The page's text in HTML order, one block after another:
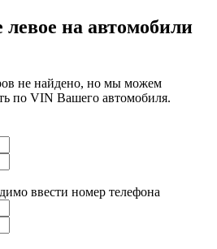
на автомобили
не найдено, но мы можем
по VIN Вашего автомобиля.
ввести номер телефона